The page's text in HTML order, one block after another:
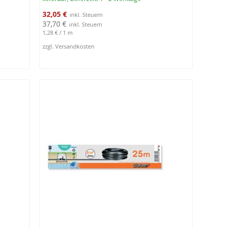
Sonderangebot
32,05 €
37,70 €
1,28 € / 1 m
zzgl. Versandkosten